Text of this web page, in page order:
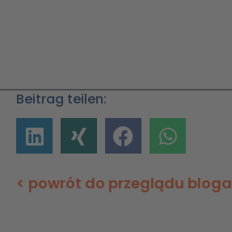
< powrót do przeglądu bloga
Beitrag teilen: